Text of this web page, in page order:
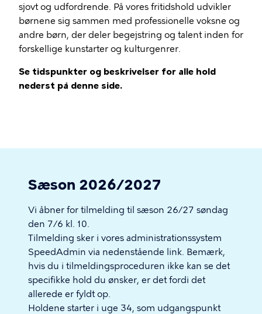
sjovt og udfordrende. På vores fritidshold udvikler
børnene sig sammen med professionelle voksne og
andre børn, der deler begejstring og talent inden for
forskellige kunstarter og kulturgenrer.
Se tidspunkter og beskrivelser for alle hold
nederst på denne side.
Sæson 2026/2027
Vi åbner for tilmelding til sæson 26/27 søndag
den 7/6 kl. 10.
Tilmelding sker i vores administrationssystem
SpeedAdmin via nedenstående link. Bemærk,
hvis du i tilmeldingsproceduren ikke kan se det
specifikke hold du ønsker, er det fordi det
allerede er fyldt op.
Holdene starter i uge 34, som udgangspunkt